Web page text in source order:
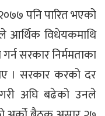
पनि पारित भएको
आर्थिक विधेयकमाथि
सरकार निर्ममताका
। सरकार करको दर
अघि बढेको उनले